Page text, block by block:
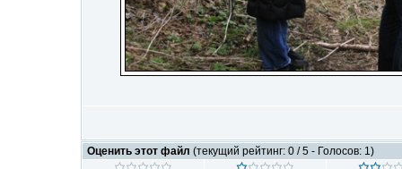
Оценить этот файл (текущий рейтинг: 0 / 5 - Голосов: 1)